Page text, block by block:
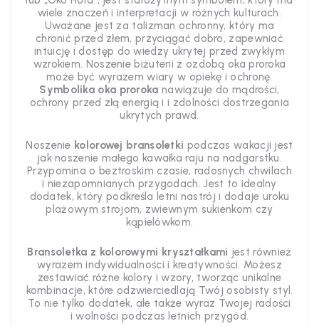
wiele znaczeń i interpretacji w różnych kulturach.
Uważane jest za talizman ochronny, który ma
chronić przed złem, przyciągać dobro, zapewniać
intuicję i dostęp do wiedzy ukrytej przed zwykłym
wzrokiem. Noszenie biżuterii z ozdobą oka proroka
może być wyrazem wiary w opiekę i ochronę.
Symbolika oka proroka nawiązuje do mądrości,
ochrony przed złą energią i i zdolności dostrzegania
ukrytych prawd.
Noszenie kolorowej bransoletki podczas wakacji jest
jak noszenie małego kawałka raju na nadgarstku.
Przypomina o beztroskim czasie, radosnych chwilach
i niezapomnianych przygodach. Jest to idealny
dodatek, który podkreśla letni nastrój i dodaje uroku
plażowym strojom, zwiewnym sukienkom czy
kąpielówkom.
Bransoletka z kolorowymi kryształkami jest również
wyrazem indywidualności i kreatywności. Możesz
zestawiać różne kolory i wzory, tworząc unikalne
kombinacje, które odzwierciedlają Twój osobisty styl.
To nie tylko dodatek, ale także wyraz Twojej radości
i wolności podczas letnich przygód.